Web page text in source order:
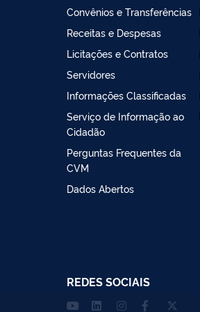
Convênios e Transferências
Receitas e Despesas
Licitações e Contratos
Servidores
Informações Classificadas
Serviço de Informação ao
Cidadão
Perguntas Frequentes da
CVM
Dados Abertos
REDES SOCIAIS